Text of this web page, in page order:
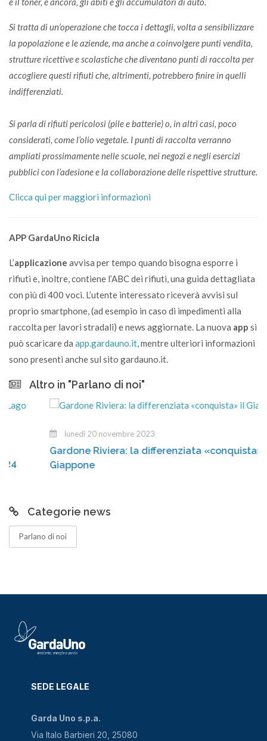
Si tratta di un’operazione che tocca i dettagli, volta a sensibilizzare
la popolazione e le aziende, ma anche a coinvolgere punti vendita,
strutture ricettive e scolastiche che diventano punti di raccolta per
accogliere questi rifiuti che, altrimenti, potrebbero finire in quelli
indifferenziati.
Si parla di rifiuti pericolosi (pile e batterie) o, in altri casi, poco
considerati, come l’olio vegetale. I punti di raccolta verranno
ampliati prossimamente nelle scuole, nei negozi e negli esercizi
pubblici con l’adesione e la collaborazione delle rispettive strutture.
Clicca qui per maggiori informazioni
APP GardaUno Ricicla
L’applicazione avvisa per tempo quando bisogna esporre i
rifiuti e, inoltre, contiene l’ABC dei rifiuti, una guida dettagliata
con più di 400 voci. L’utente interessato riceverà avvisi sul
proprio smartphone, (ad esempio in caso di impedimenti alla
raccolta per lavori stradali) e news aggiornate. La nuova app si
può scaricare da app.gardauno.it , mentre ulteriori informazioni
sono presenti anche sul sito gardauno.it.
Altro in "Parlano di noi"
lunedì 20 novembre 2023
Gardone Riviera: la differenziata «conquista» il
Giappone
Categorie news
Parlano di noi
SEDE LEGALE
Garda Uno s.p.a.
Via Italo Barbieri 20, 25080